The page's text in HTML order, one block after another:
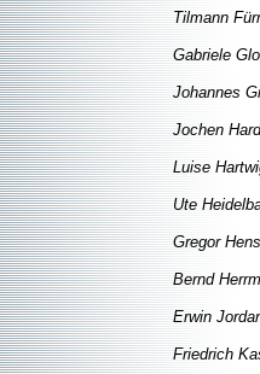
Tilmann
Gabriele
Johannes
Jochen
Luise
Ute
Gregor
Bernd
Erwin
Friedrich